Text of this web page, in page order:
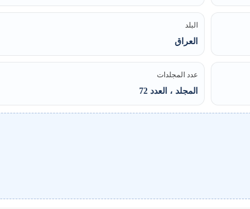
البلد
العراق
عدد المجلدات
المجلد ، العدد 72